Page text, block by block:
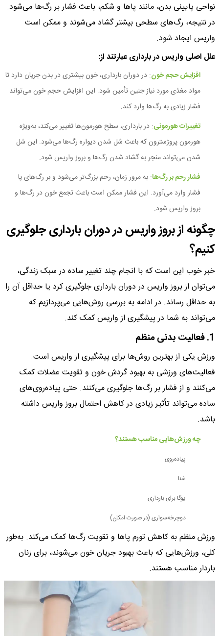
نواحی پایینی بدن، مانند پاها و شکم، باعث فشار بر رگ‌ها می‌شود.
در نتیجه، رگ‌های سطحی بیشتر گشاد می‌شوند و ممکن است
واریس ایجاد شود.
علل اصلی واریس در بارداری عبارتند از:
افزایش حجم خون: در دوران بارداری، خون بیشتری در بدن جریان دارد تا
مواد مغذی مورد نیاز جنین تأمین شود. این افزایش حجم خون می‌تواند
فشار زیادی به رگ‌ها وارد کند.
تغییرات هورمونی: در بارداری، سطح هورمون‌ها تغییر می‌کند، به‌ویژه
هورمون پروژسترون که باعث شل شدن دیواره رگ‌ها می‌شود. این شل
شدن می‌تواند منجر به گشاد شدن رگ‌ها و بروز واریس شود.
فشار رحم بر رگ‌ها: به مرور زمان، رحم بزرگ‌تر می‌شود و بر رگ‌های پا
فشار وارد می‌آورد. این فشار ممکن است باعث تجمع خون در رگ‌ها و
بروز واریس شود.
چگونه از بروز واریس در دوران بارداری جلوگیری
کنیم؟
خبر خوب این است که با انجام چند تغییر ساده در سبک زندگی،
می‌توان از بروز واریس در دوران بارداری جلوگیری کرد یا حداقل آن را
به حداقل رساند. در ادامه به بررسی روش‌هایی می‌پردازیم که
می‌تواند به شما در پیشگیری از واریس کمک کند.
1. فعالیت بدنی منظم
ورزش یکی از بهترین روش‌ها برای پیشگیری از واریس است.
فعالیت‌های ورزشی به بهبود گردش خون و تقویت عضلات کمک
می‌کنند و از فشار بر رگ‌ها جلوگیری می‌کنند. حتی پیاده‌روی‌های
ساده می‌تواند تأثیر زیادی در کاهش احتمال بروز واریس داشته
باشد.
چه ورزش‌هایی مناسب هستند؟
پیاده‌روی
شنا
یوگا برای بارداری
دوچرخه‌سواری (در صورت امکان)
ورزش منظم به کاهش تورم پاها و تقویت رگ‌ها کمک می‌کند. به‌طور
کلی، ورزش‌هایی که باعث بهبود جریان خون می‌شوند، برای زنان
باردار مناسب هستند.